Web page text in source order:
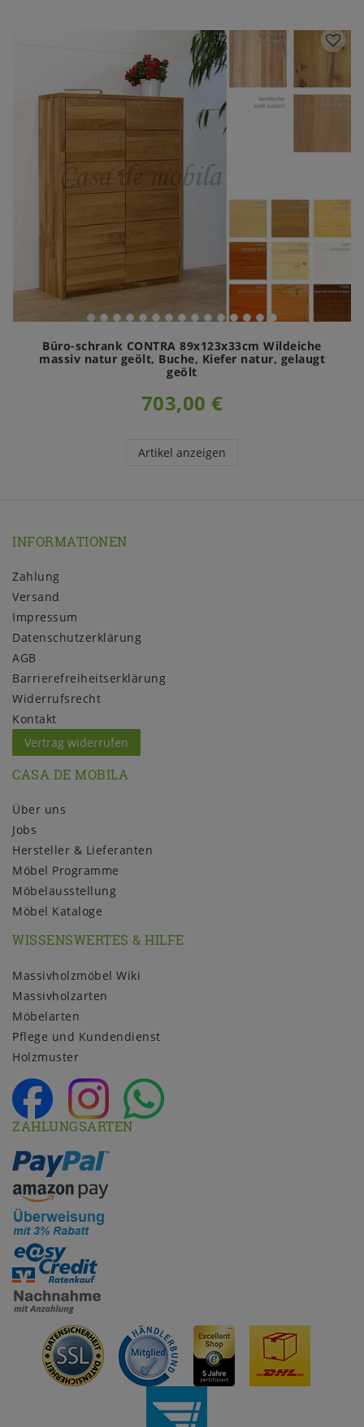
Büro-schrank CONTRA 89x123x33cm Wildeiche
massiv natur geölt, Buche, Kiefer natur, gelaugt
geölt
703,00 €
Artikel anzeigen
INFORMATIONEN
Zahlung
Versand
Impressum
Daten­schutz­erklärung
AGB
Barrierefreiheitserklärung
Widerrufs­recht
Kontakt
Vertrag widerrufen
CASA DE MOBILA
Über uns
Jobs
Hersteller & Lieferanten
Möbel Programme
Möbelausstellung
Möbel Kataloge
WISSENSWERTES & HILFE
Massivholzmöbel Wiki
Massivholzarten
Möbelarten
Pflege und Kundendienst
Holzmuster
ZAHLUNGSARTEN